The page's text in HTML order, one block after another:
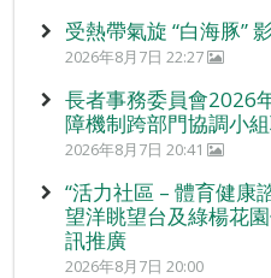
受熱帶氣旋 “白海豚”
2026年8月7日 22:27
長者事務委員會2026
障機制跨部門協調小
2026年8月7日 20:41
“活力社區 – 體育健康
望洋眺望台及綠楊花
訊推廣
2026年8月7日 20:00